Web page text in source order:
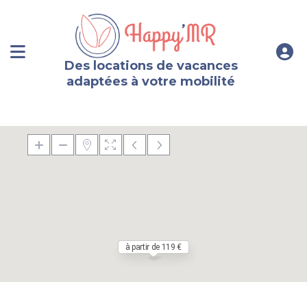
Des locations de vacances
adaptées à votre mobilité
à partir de 119 €